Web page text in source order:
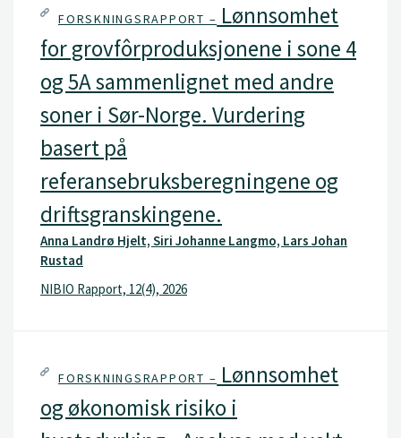
FORSKNINGSRAPPORT – Lønnsomhet
for grovfôrproduksjonene i sone 4
og 5A sammenlignet med andre
soner i Sør-Norge. Vurdering
basert på
referansebruksberegningene og
driftsgranskingene.
Anna Landrø Hjelt, Siri Johanne Langmo, Lars Johan
Rustad
NIBIO Rapport, 12(4), 2026
FORSKNINGSRAPPORT – Lønnsomhet
og økonomisk risiko i